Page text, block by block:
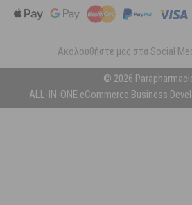
Ακολουθήστε μας στα Social
© 2026
ALL-IN-ONE eCommerce Business